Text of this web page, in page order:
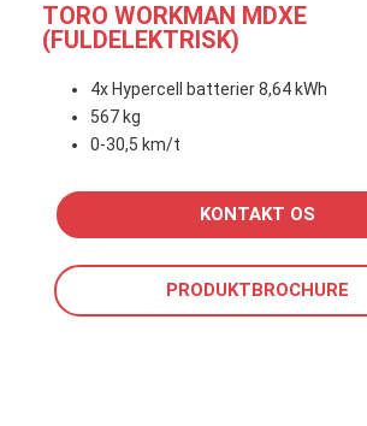
TORO WORKMAN MDXE
(FULDELEKTRISK)
4x Hypercell batterier 8,64 kWh
567 kg
0-30,5 km/t
KONTAKT OS
PRODUKTBROCHURE